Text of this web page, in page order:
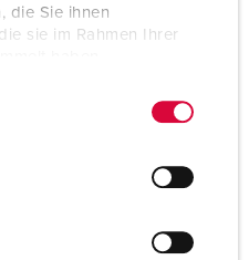
die Sie ihnen
sie im Rahmen Ihrer